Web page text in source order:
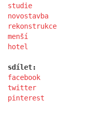
studie
novostavba
rekonstrukce
menší
hotel
sdílet:
facebook
twitter
pinterest